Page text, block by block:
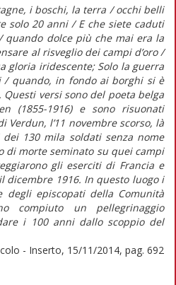
i boschi, la terra / occhi belli
solo 20 anni / E che siete caduti
quando dolce più che mai era la
al risveglio dei campi d’oro /
gloria iridescente; Solo la guerra
/ quando, in fondo ai borghi si è
versi sono del poeta belga
(1855-1916) e sono risuonati
Verdun, l’11 novembre scorso, là
130 mila soldati senza nome
di morte seminato su quei campi
gli eserciti di Francia e
dicembre 1916. In questo luogo i
degli episcopati della Comunità
compiuto un pellegrinaggio
i 100 anni dallo scoppio del
- Inserto, 15/11/2014, pag. 692